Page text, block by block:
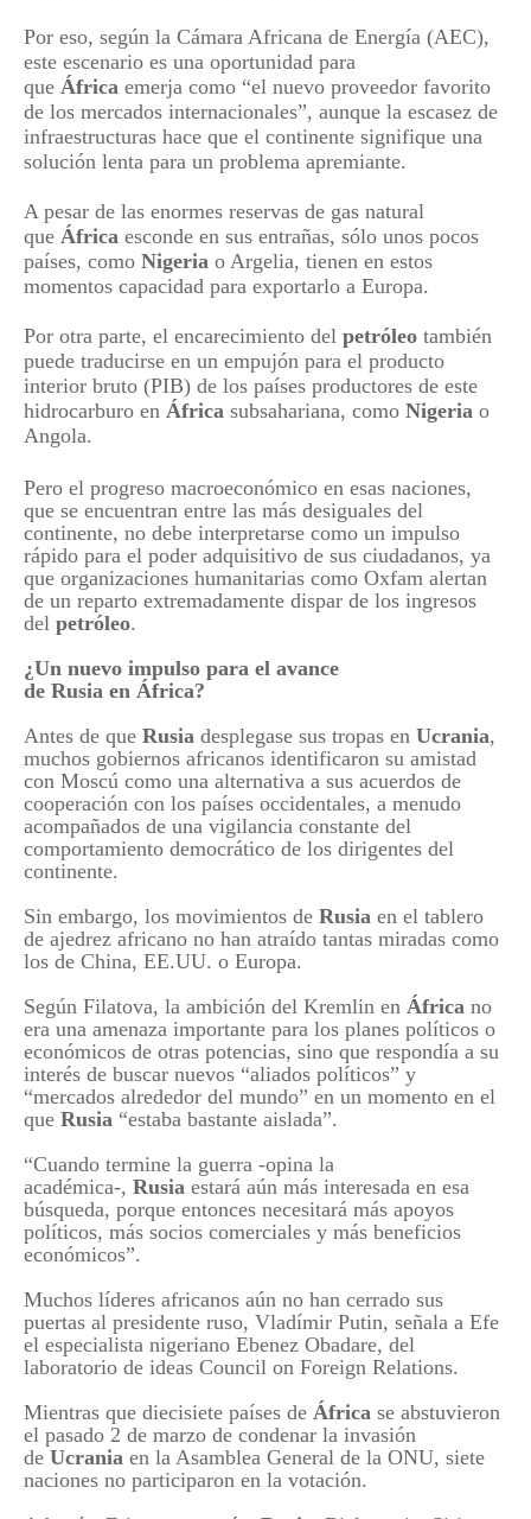
Por eso, según la Cámara Africana de Energía (AEC),
este escenario es una oportunidad para
que África emerja como “el nuevo proveedor favorito
de los mercados internacionales”, aunque la escasez de
infraestructuras hace que el continente signifique una
solución lenta para un problema apremiante.
A pesar de las enormes reservas de gas natural
que África esconde en sus entrañas, sólo unos pocos
países, como Nigeria o Argelia, tienen en estos
momentos capacidad para exportarlo a Europa.
Por otra parte, el encarecimiento del petróleo también
puede traducirse en un empujón para el producto
interior bruto (PIB) de los países productores de este
hidrocarburo en África subsahariana, como Nigeria o
Angola.
Pero el progreso macroeconómico en esas naciones,
que se encuentran entre las más desiguales del
continente, no debe interpretarse como un impulso
rápido para el poder adquisitivo de sus ciudadanos, ya
que organizaciones humanitarias como Oxfam alertan
de un reparto extremadamente dispar de los ingresos
del petróleo.
¿Un nuevo impulso para el avance
de Rusia en África?
Antes de que Rusia desplegase sus tropas en Ucrania,
muchos gobiernos africanos identificaron su amistad
con Moscú como una alternativa a sus acuerdos de
cooperación con los países occidentales, a menudo
acompañados de una vigilancia constante del
comportamiento democrático de los dirigentes del
continente.
Sin embargo, los movimientos de Rusia en el tablero
de ajedrez africano no han atraído tantas miradas como
los de China, EE.UU. o Europa.
Según Filatova, la ambición del Kremlin en África no
era una amenaza importante para los planes políticos o
económicos de otras potencias, sino que respondía a su
interés de buscar nuevos “aliados políticos” y
“mercados alrededor del mundo” en un momento en el
que Rusia “estaba bastante aislada”.
“Cuando termine la guerra -opina la
académica-, Rusia estará aún más interesada en esa
búsqueda, porque entonces necesitará más apoyos
políticos, más socios comerciales y más beneficios
económicos”.
Muchos líderes africanos aún no han cerrado sus
puertas al presidente ruso, Vladímir Putin, señala a Efe
el especialista nigeriano Ebenez Obadare, del
laboratorio de ideas Council on Foreign Relations.
Mientras que diecisiete países de África se abstuvieron
el pasado 2 de marzo de condenar la invasión
de Ucrania en la Asamblea General de la ONU, siete
naciones no participaron en la votación.